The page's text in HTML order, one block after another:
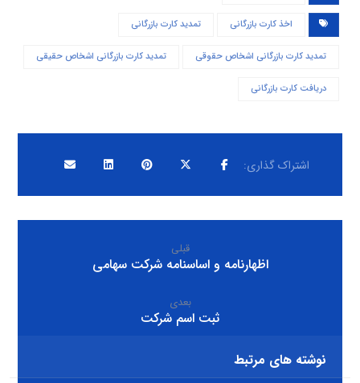
اخذ کارت بازرگانی تمدید کارت بازرگانی
تمدید کارت بازرگانی اشخاص حقوقی تمدید کارت بازرگانی اشخاص حقیقی
دریافت کارت بازرگانی
قبلی
اظهارنامه و اساسنامه شرکت سهامی
بعدی
ثبت اسم شرکت
نوشته های مرتبط